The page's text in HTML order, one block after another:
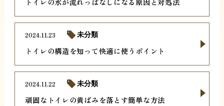
トイレの構造を知って快適に使うポイント
2024.11.23 未分類
頑固なトイレの黄ばみを落とす簡単な方法
2024.11.22 未分類